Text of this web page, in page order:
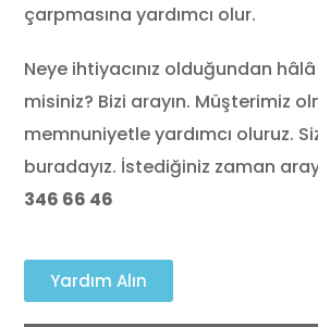
çarpmasına yardımcı olur.
Neye ihtiyacınız olduğundan
misiniz? ‌‌Bizi arayın. Müşterimiz
memnuniyetle yardımcı oluruz.
buradayız. İstediğiniz zaman
346 66 46
Yardım Alın